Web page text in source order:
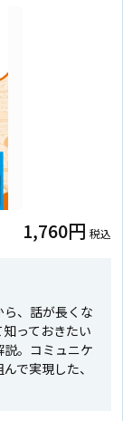
1,760円 税込
、話が長くな
っておきたい
。コミュニケ
で実現した、